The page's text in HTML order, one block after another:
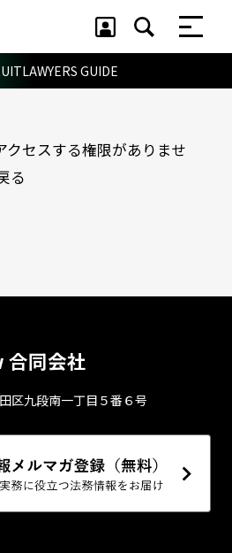
LAWYERS GUIDE
クセスする権限がありませ
る
同会社
区九段南⼀丁⽬５番６号